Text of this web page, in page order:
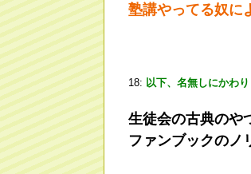
塾講やってる奴に
18: 以下、名無しにかわ
生徒会の古典のや
ファンブックのノ